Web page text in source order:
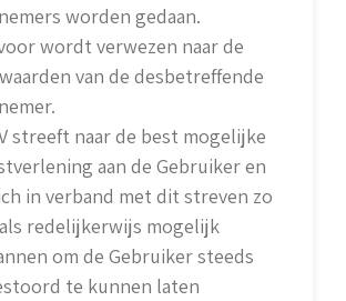
worden gedaan.
wordt verwezen naar de
van de desbetreffende
streeft naar de best mogelijke
aan de Gebruiker en
in verband met dit streven zo
redelijkerwijs mogelijk
om de Gebruiker steeds
te kunnen laten